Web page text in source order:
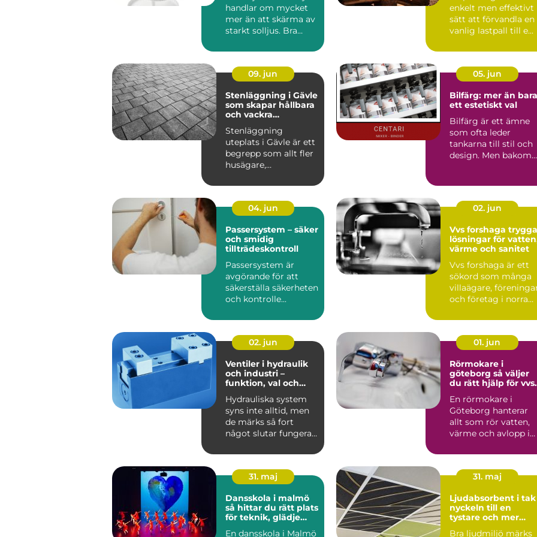
handlar om mycket
mer än att skärma av
starkt solljus. Bra
enkelt men effektivt
sätt att förvandla en
vanlig lastpall till e...
09. jun
Stenläggning i Gävle
som skapar hållbara
och vackra
Stenläggning
uteplats i Gävle är ett
begrepp som allt fler
husägare,
05. jun
Bilfärg: mer än bara
ett estetiskt val
Bilfärg är ett ämne
som ofta leder
tankarna till stil och
design. Men bakom
04. jun
Passersystem – säker
och smidig
tillträdeskontroll
Passersystem är
avgörande för att
säkerställa säkerheten
och kontrolle...
02. jun
Vvs forshaga trygga
lösningar för
värme och sanitet
Vvs forshaga är ett
sökord som många
villaägare,
och företag i norra
nä...
02. jun
Ventiler i hydraulik
och industri –
funktion, val och
Hydrauliska system
syns inte alltid, men
de märks så fort
något slutar fungera.
01. jun
Rörmokare i
göteborg så väljer
du rätt hjälp för vvs
En rörmokare i
Göteborg hanterar
allt som rör vatten,
värme och avlopp i
lägenheter och...
31. maj
Dansskola i malmö
så hittar du rätt plats
för teknik, glädje
En dansskola i Malmö
31. maj
Ljudabsorbent i tak
nyckeln till en
tystare och mer
Bra ljudmiljö märks